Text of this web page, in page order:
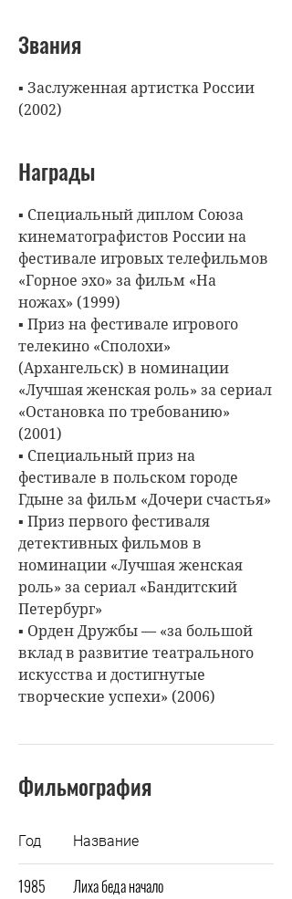
Звания
▪ Заслуженная артистка России
(2002)
Награды
▪ Специальный диплом Союза
кинематографистов России на
фестивале игровых телефильмов
«Горное эхо» за фильм «На
ножах» (1999)
▪ Приз на фестивале игрового
телекино «Сполохи»
(Архангельск) в номинации
«Лучшая женская роль» за сериал
«Остановка по требованию»
(2001)
▪ Специальный приз на
фестивале в польском городе
Гдыне за фильм «Дочери счастья»
▪ Приз первого фестиваля
детективных фильмов в
номинации «Лучшая женская
роль» за сериал «Бандитский
Петербург»
▪ Орден Дружбы — «за большой
вклад в развитие театрального
искусства и достигнутые
творческие успехи» (2006)
Фильмография
Год Название
1985 Лиха беда начало